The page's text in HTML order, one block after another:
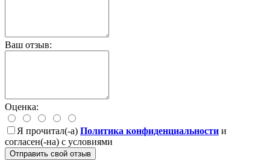
Ваш отзыв:
Оценка:
Я прочитал(-а) Политика конфиденциальности и
согласен(-на) с условиями
Отправить свой отзыв